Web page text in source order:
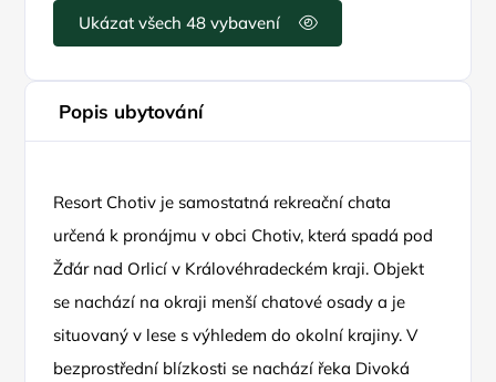
Ukázat všech 48 vybavení
Popis ubytování
Resort Chotiv je samostatná rekreační chata
určená k pronájmu v obci Chotiv, která spadá pod
Žďár nad Orlicí v Královéhradeckém kraji. Objekt
se nachází na okraji menší chatové osady a je
situovaný v lese s výhledem do okolní krajiny. V
bezprostřední blízkosti se nachází řeka Divoká